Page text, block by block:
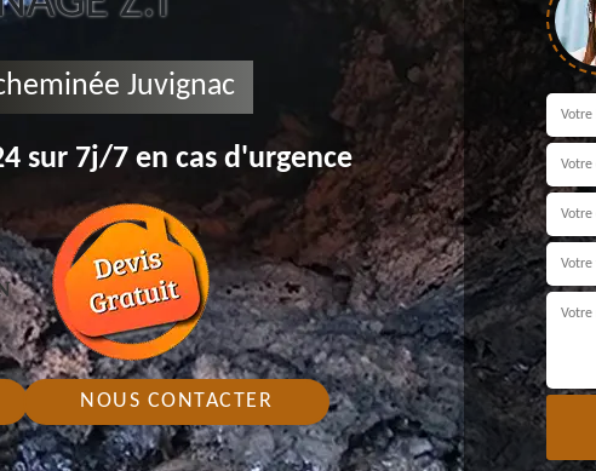
Juvignac
sur 7j/7 en cas d'urgence
NOUS CONTACTER